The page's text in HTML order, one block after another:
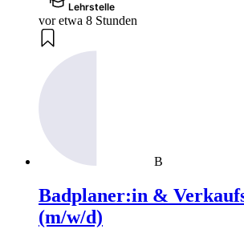
Lehrstelle
vor etwa 8 Stunden
B
Badplaner:in &
(m/w/d)